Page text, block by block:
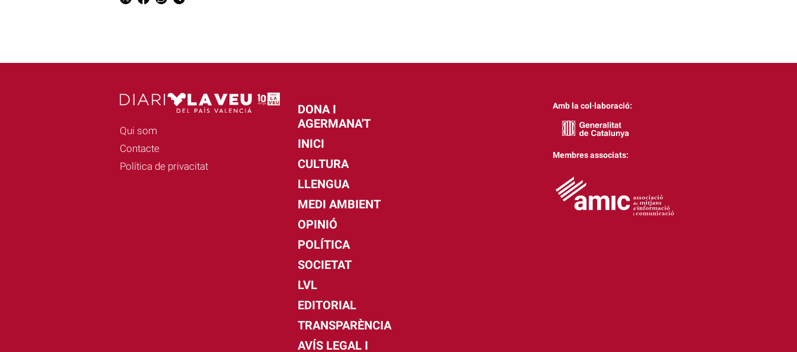
Qui som
Contacte
Política de privacitat
DONA I
AGERMANA'T
INICI
CULTURA
LLENGUA
MEDI AMBIENT
OPINIÓ
POLÍTICA
SOCIETAT
LVL
EDITORIAL
TRANSPARÈNCIA
AVÍS LEGAL I
Amb la col·laboració:
Membres associats: